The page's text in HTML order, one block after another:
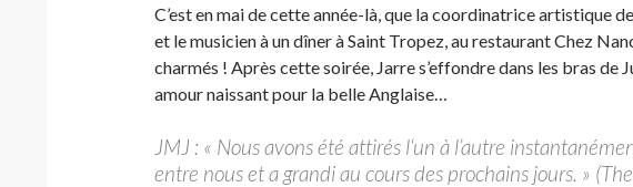
C’est en mai de cette année-là, que la coordinatrice artistique
et le musicien à un dîner à Saint Tropez, au restaurant Chez
charmés ! Après cette soirée, Jarre s’effondre dans les bras de
amour naissant pour la belle Anglaise…
JMJ : « Nous avons été attirés l‘un à l’autre
entre nous et a grandi au cours des prochains jours. »